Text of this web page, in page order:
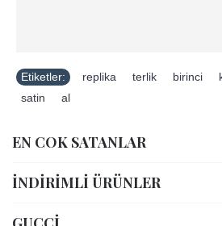
Etiketler: replika terlik birinci
satin
al
EN COK SATANLAR
İNDİRİMLİ ÜRÜNLER